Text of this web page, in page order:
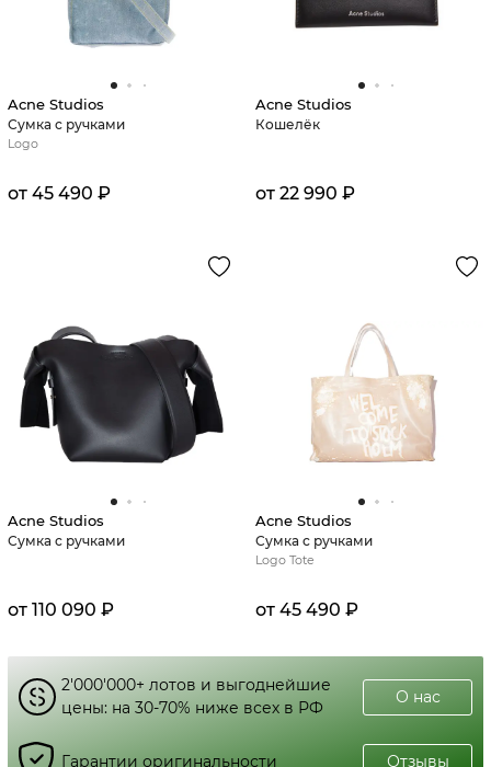
Acne Studios
Сумка с ручками
Logo
от 45 490 ₽
Acne Studios
Кошелёк
от 22 990 ₽
Acne Studios
Сумка с ручками
от 110 090 ₽
Acne Studios
Сумка с ручками
Logo Tote
от 45 490 ₽
2'000'000+ лотов и выгоднейшие
цены: на 30-70% ниже всех в РФ
О нас
Гарантии оригинальности Отзывы